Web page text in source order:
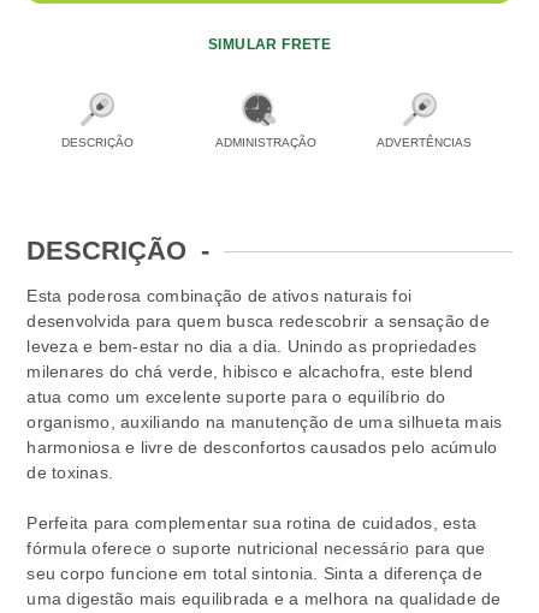
SIMULAR FRETE
DESCRIÇÃO ADMINISTRAÇÃO ADVERTÊNCIAS
DESCRIÇÃO -
Esta poderosa combinação de ativos naturais foi
desenvolvida para quem busca redescobrir a sensação de
leveza e bem-estar no dia a dia. Unindo as propriedades
milenares do chá verde, hibisco e alcachofra, este blend
atua como um excelente suporte para o equilíbrio do
organismo, auxiliando na manutenção de uma silhueta mais
harmoniosa e livre de desconfortos causados pelo acúmulo
de toxinas.
Perfeita para complementar sua rotina de cuidados, esta
fórmula oferece o suporte nutricional necessário para que
seu corpo funcione em total sintonia. Sinta a diferença de
uma digestão mais equilibrada e a melhora na qualidade de